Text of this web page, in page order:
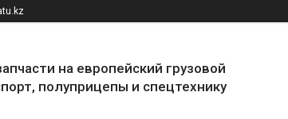
на европейский грузовой
полуприцепы и спецтехнику